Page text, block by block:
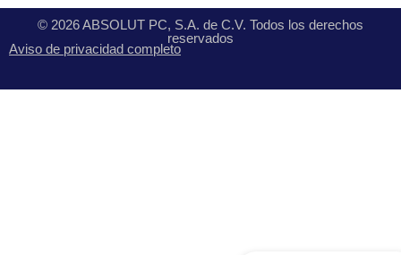
© 2026 ABSOLUT PC, S.A. de C.V. Todos los derechos
reservados
Aviso de privacidad completo